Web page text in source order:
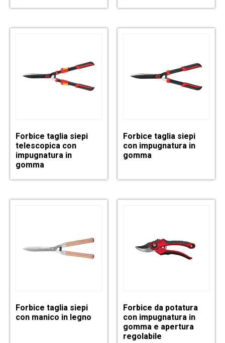
Forbice taglia siepi
telescopica con
impugnatura in
gomma
Forbice taglia siepi
con impugnatura in
gomma
Forbice taglia siepi
con manico in legno
Forbice da potatura
con impugnatura in
gomma e apertura
regolabile